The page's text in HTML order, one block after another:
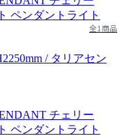
全1商品
/ タリアセン